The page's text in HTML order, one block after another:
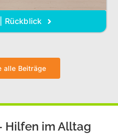
Rückblick
alle Beiträge
Hilfen im Alltag